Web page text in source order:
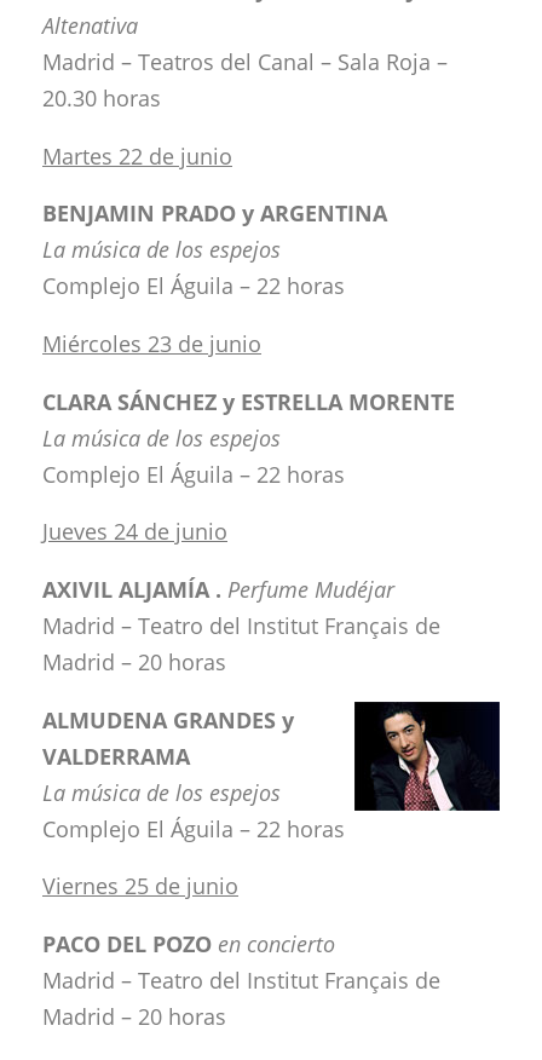
Altenativa
Madrid – Teatros del Canal – Sala Roja –
20.30 horas
Martes 22 de junio
BENJAMIN PRADO y ARGENTINA
La música de los espejos
Complejo El Águila – 22 horas
Miércoles 23 de junio
CLARA SÁNCHEZ y ESTRELLA MORENTE
La música de los espejos
Complejo El Águila – 22 horas
Jueves 24 de junio
AXIVIL ALJAMÍA . Perfume Mudéjar
Madrid – Teatro del Institut Français de
Madrid – 20 horas
ALMUDENA GRANDES y
VALDERRAMA
La música de los espejos
Complejo El Águila – 22 horas
Viernes 25 de junio
PACO DEL POZO en concierto
Madrid – Teatro del Institut Français de
Madrid – 20 horas